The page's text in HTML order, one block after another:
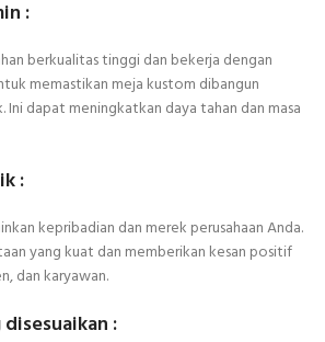
:
berkualitas tinggi dan bekerja dengan
memastikan meja kustom dibangun
Ini dapat meningkatkan daya tahan dan masa
:
kepribadian dan merek perusahaan Anda.
yang kuat dan memberikan kesan positif
dan karyawan.
: